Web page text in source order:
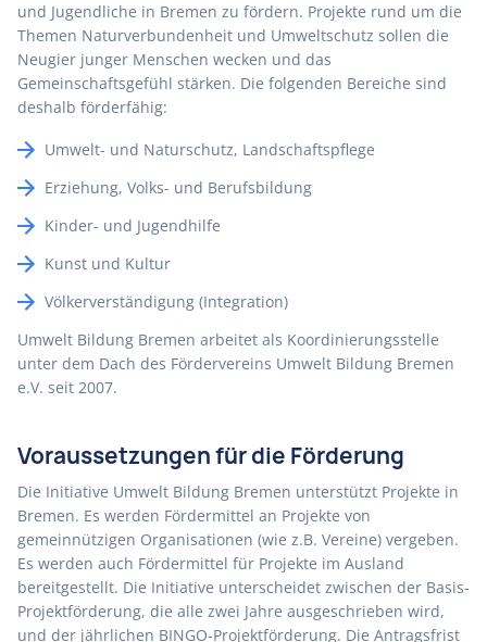
und Jugendliche in Bremen zu fördern. Projekte rund um die
Themen Naturverbundenheit und Umweltschutz sollen die
Neugier junger Menschen wecken und das
Gemeinschaftsgefühl stärken. Die folgenden Bereiche sind
deshalb förderfähig:
Umwelt- und Naturschutz, Landschaftspflege
Erziehung, Volks- und Berufsbildung
Kinder- und Jugendhilfe
Kunst und Kultur
Völkerverständigung (Integration)
Umwelt Bildung Bremen arbeitet als Koordinierungsstelle
unter dem Dach des Fördervereins Umwelt Bildung Bremen
e.V. seit 2007.
Voraussetzungen für die Förderung
Die Initiative Umwelt Bildung Bremen unterstützt Projekte in
Bremen. Es werden Fördermittel an Projekte von
gemeinnützigen Organisationen (wie z.B. Vereine) vergeben.
Es werden auch Fördermittel für Projekte im Ausland
bereitgestellt. Die Initiative unterscheidet zwischen der Basis-
Projektförderung, die alle zwei Jahre ausgeschrieben wird,
und der jährlichen BINGO-Projektförderung. Die Antragsfrist